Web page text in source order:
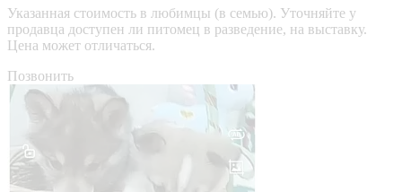
Указанная стоимость в любимцы (в семью). Уточняйте у
продавца доступен ли питомец в разведение, на выставку.
Цена может отличаться.
Позвонить